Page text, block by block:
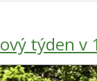
týden v